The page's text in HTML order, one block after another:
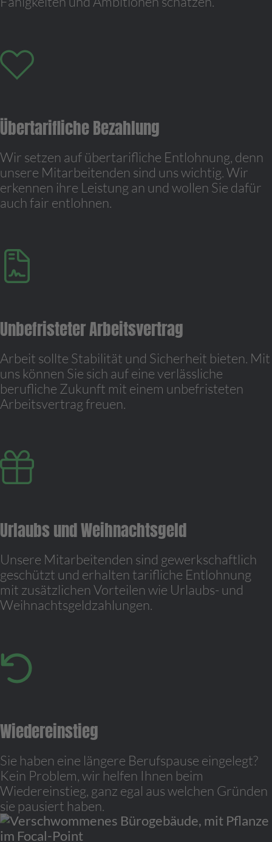
Übertarifliche Bezahlung
Wir setzen auf übertarifliche Entlohnung, denn
unsere Mitarbeitenden sind uns wichtig. Wir
erkennen ihre Leistung an und wollen Sie dafür
auch fair entlohnen.
Unbefristeter Arbeitsvertrag
Arbeit sollte Stabilität und Sicherheit bieten. Mit
uns können Sie sich auf eine verlässliche
berufliche Zukunft mit einem unbefristeten
Arbeitsvertrag freuen.
Urlaubs und Weihnachtsgeld
Unsere Mitarbeitenden sind gewerkschaftlich
geschützt und erhalten tarifliche Entlohnung
mit zusätzlichen Vorteilen wie Urlaubs- und
Weihnachtsgeldzahlungen.
Wiedereinstieg
Sie haben eine längere Berufspause eingelegt?
Kein Problem, wir helfen Ihnen beim
Wiedereinstieg, ganz egal aus welchen Gründen
sie pausiert haben.